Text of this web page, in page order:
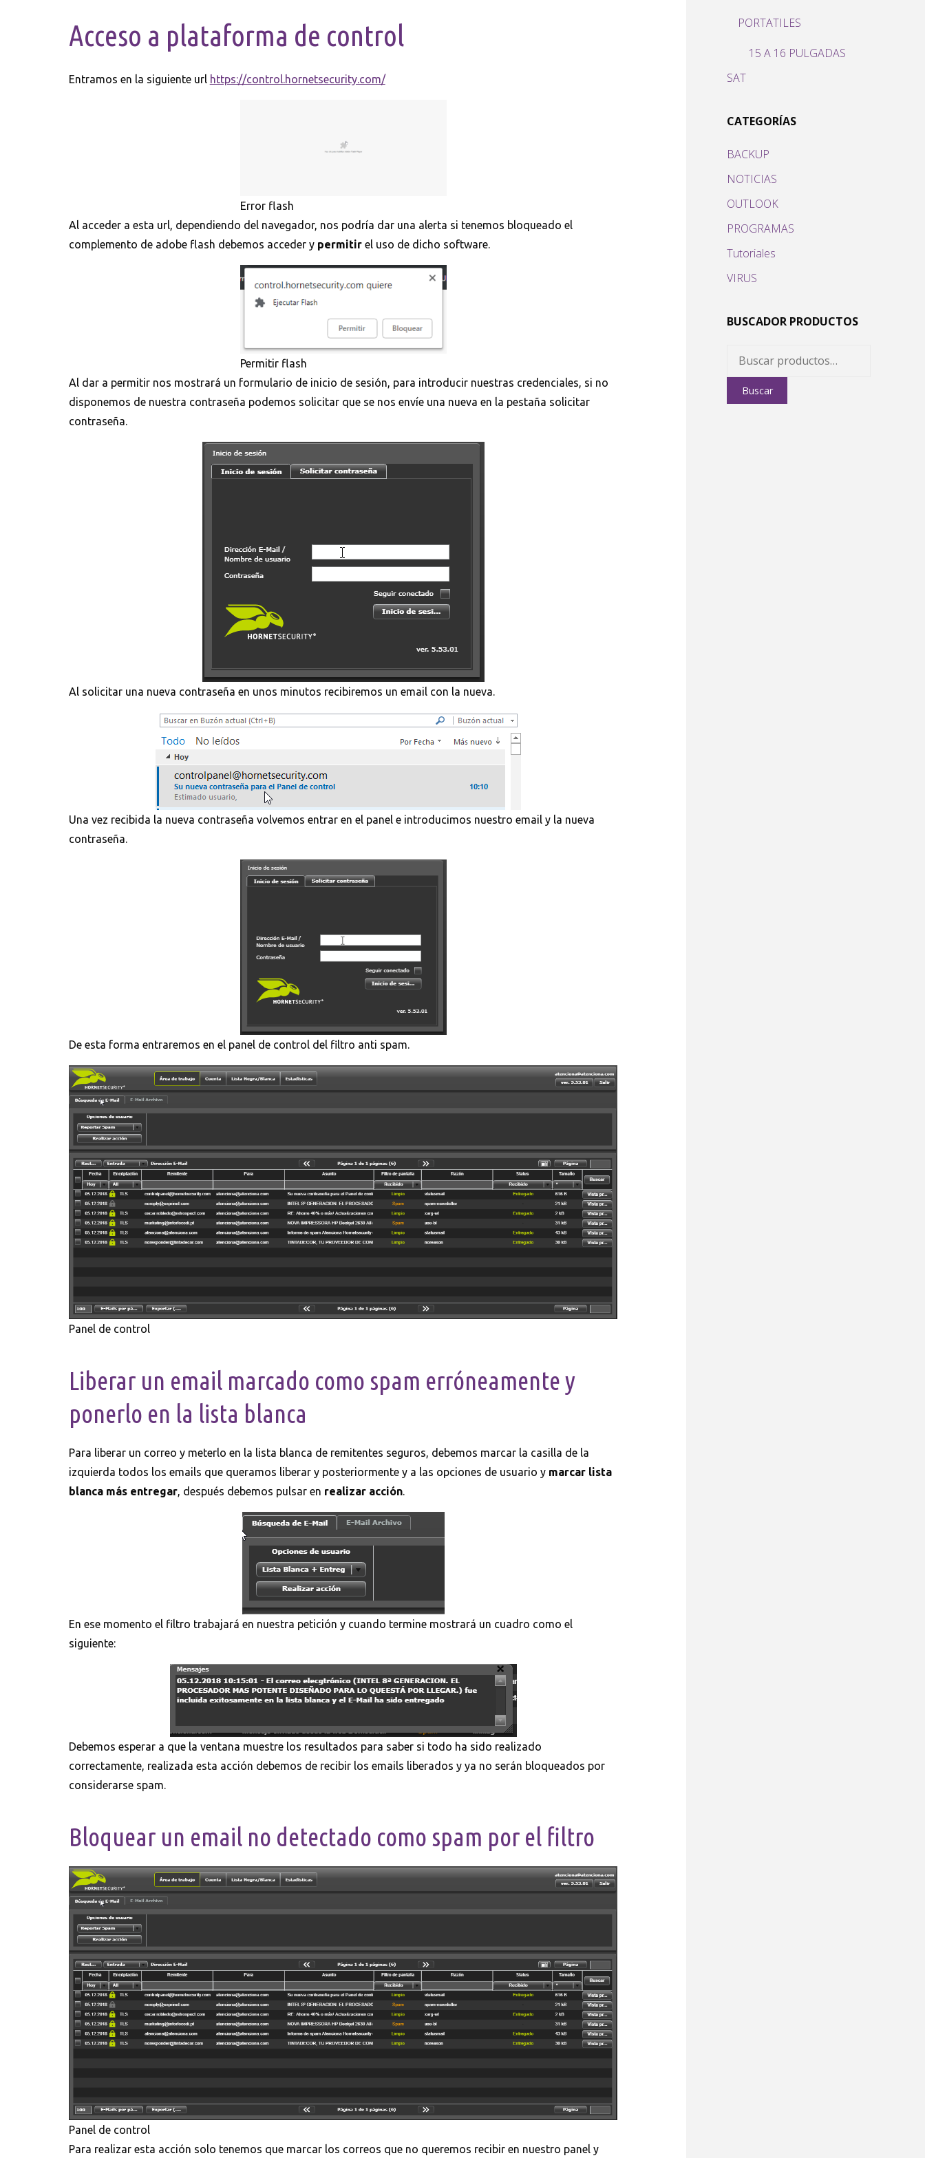
S
Acceso a plataforma de control
Entramos en la siguiente url https://control.hornetsecurity.com/
Error flash
Al acceder a esta url, dependiendo del navegador, nos podría dar una alerta si tenemos bloqueado el
complemento de adobe flash debemos acceder y permitirel uso de dicho software.
Permitir flash
Al dar a permitir nos mostrará un formulario de inicio de sesión, para introducir nuestras credenciales, si no
disponemos de nuestra contraseña podemos solicitar que se nos envíe una nueva en la pestaña solicitar
contraseña.
Al solicitar una nueva contraseña en unos minutos recibiremos un email con la nueva.
Una vez recibida la nueva contraseña volvemos entrar en el panel e introducimos nuestro email y la nueva
contraseña.
De esta forma entraremos en el panel de control del filtro anti spam.
Panel de control
Liberar un email marcado como spam erróneamente y
ponerlo en la lista blanca
Para liberar un correo y meterlo en la lista blanca de remitentes seguros, debemos marcar la casilla de la
izquierda todos los emails que queramos liberar y posteriormente y a las opciones de usuario y marcar lista
blanca más entregar, después debemos pulsar en realizar acción.
En ese momento el filtro trabajará en nuestra petición y cuando termine mostrará un cuadro como el
siguiente:
Debemos esperar a que la ventana muestre los resultados para saber si todo ha sido realizado
correctamente, realizada esta acción debemos de recibir los emails liberados y ya no serán bloqueados por
considerarse spam.
Bloquear un email no detectado como spam por el filtro
Panel de control
Para realizar esta acción solo tenemos que marcar los correos que no queremos recibir en nuestro panel y
PORTATILES
15 A 16 PULGADAS
SAT
CATEGORÍAS
BACKUP
NOTICIAS
OUTLOOK
PROGRAMAS
Tutoriales
VIRUS
BUSCADOR PRODUCTOS
Buscar
Buscar